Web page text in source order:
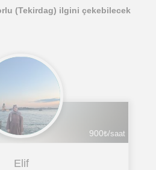
(Tekirdag) ilgini çekebilecek
900₺/saat
Elif